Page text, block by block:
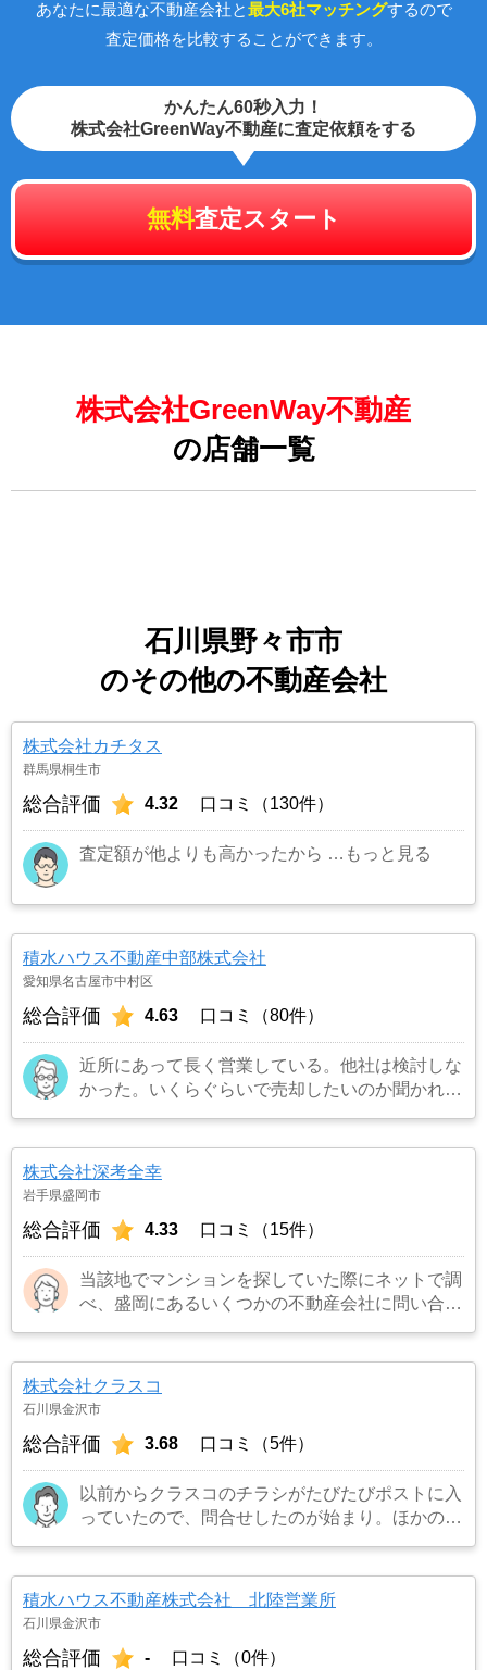
あなたに最適な不動産会社と最大6社マッチングするので
査定価格を比較することができます。
かんたん60秒入力！
株式会社GreenWay不動産に査定依頼をする
無料査定スタート
株式会社GreenWay不動産
の店舗一覧
石川県野々市市
のその他の不動産会社
株式会社カチタス
群馬県桐生市
総合評価 4.32 口コミ（130件）
査定額が他よりも高かったから …もっと見る
積水ハウス不動産中部株式会社
愛知県名古屋市中村区
総合評価 4.63 口コミ（80件）
近所にあって長く営業している。他社は検討しな
かった。いくらぐらいで売却したいのか聞かれた
でその場で即決した。
株式会社深考全幸
岩手県盛岡市
総合評価 4.33 口コミ（15件）
当該地でマンションを探していた際にネットで調
べ、盛岡にあるいくつかの不動産会社に問い合わ
者は出張先から電話を下さり誠意を感じたからで
す。…もっと見る
株式会社クラスコ
石川県金沢市
総合評価 3.68 口コミ（5件）
以前からクラスコのチラシがたびたびポストに入
っていたので、問合せしたのが始まり。ほかの業
時期に売れたし、今思えばここで良かったと思
う。…もっと見る
積水ハウス不動産株式会社 北陸営業所
石川県金沢市
総合評価 - 口コミ（0件）